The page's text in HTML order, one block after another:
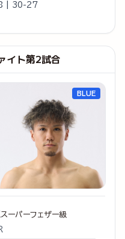
| 30-27
イト第2試合
パーフェザー級
BLUE